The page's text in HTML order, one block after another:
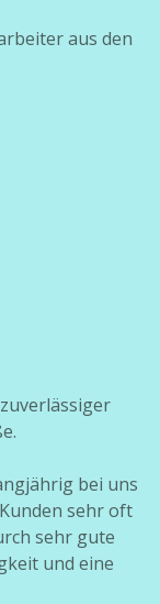
aus den
bei uns
sehr oft
sehr gute
und eine